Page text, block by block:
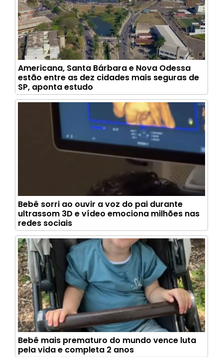
Americana, Santa Bárbara e Nova Odessa
estão entre as dez cidades mais seguras de
SP, aponta estudo
Bebê sorri ao ouvir a voz do pai durante
ultrassom 3D e vídeo emociona milhões nas
redes sociais
Bebê mais prematuro do mundo vence luta
pela vida e completa 2 anos